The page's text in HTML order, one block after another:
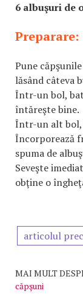
6 albuşuri de
Preparare:
Pune
lăsând câteva
Într-un bol,
întăreşte bine.
Într-un alt bol,
Încorporează
spuma de
Seveşte
obţine o
articolul
MAI MULT
căpşuni